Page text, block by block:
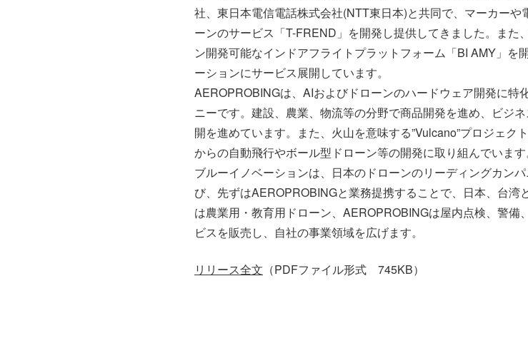
社、東日本電信電話株式会社(NTT東日本)と共同で、マーカー
ーンのサービス「T-FREND」を開発し提供してきました。また
ン開発可能なインドアフライトプラットフォーム「BI AMY」を
ーションにサービス展開しています。
AEROPROBINGは、AIおよびドローンのハードウェア開発に特
ニーです。建設、農業、物流等の分野で商品開発を進め、ビジ
開を進めています。また、火山を意味する”Vulcano”プロジェク
からの自動飛行やボール型ドローン等の開発に取り組んでいます
ブルーイノベーションは、日本のドローンのリーディングカン
び、先ずはAEROPROBINGと業務提携することで、日本、台
は農業用・教育用ドローン、AEROPROBINGは屋内点検、警
ビスを販売し、自社の事業領域を広げます。
リリース全文 （PDFファイル形式 745KB）